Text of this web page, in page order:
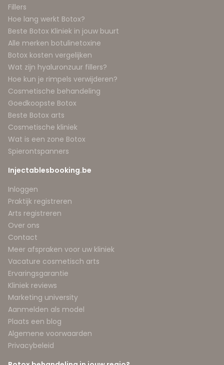
Fillers
Hoe lang werkt Botox?
Beste Botox Kliniek in jouw buurt
Alle merken botulinetoxine
Botox kosten vergelijken
Wat zijn hyaluronzuur fillers?
Hoe kun je rimpels verwijderen?
Cosmetische behandeling
Goedkoopste Botox
Beste Botox arts
Cosmetische kliniek
Wat is een zone Botox
Spierontspanners
Injectablesbooking.be
Inloggen
Praktijk registreren
Arts registreren
Over ons
Contact
Meer afspraken voor uw kliniek
Vacature cosmetisch arts
Ervaringsgarantie
Kliniek reviews
Marketing university
Aanmelden als model
Plaats een blog
Algemene voorwaarden
Privacybeleid